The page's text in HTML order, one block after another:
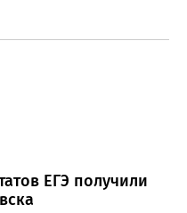
ЕГЭ получили